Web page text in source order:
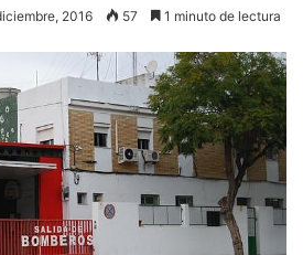
2016 57 1 minuto de lectura